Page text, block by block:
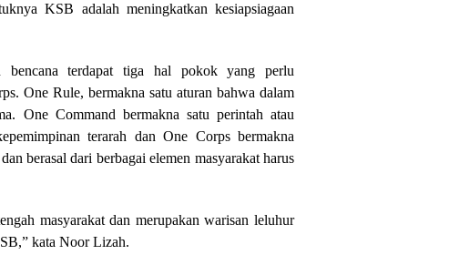
KSB adalah meningkatkan kesiapsiagaan
bencana terdapat tiga hal pokok yang perlu
One Rule, bermakna satu aturan bahwa dalam
One Command bermakna satu perintah atau
terarah dan One Corps bermakna
berasal dari berbagai elemen masyarakat harus
masyarakat dan merupakan warisan leluhur
kata Noor Lizah.